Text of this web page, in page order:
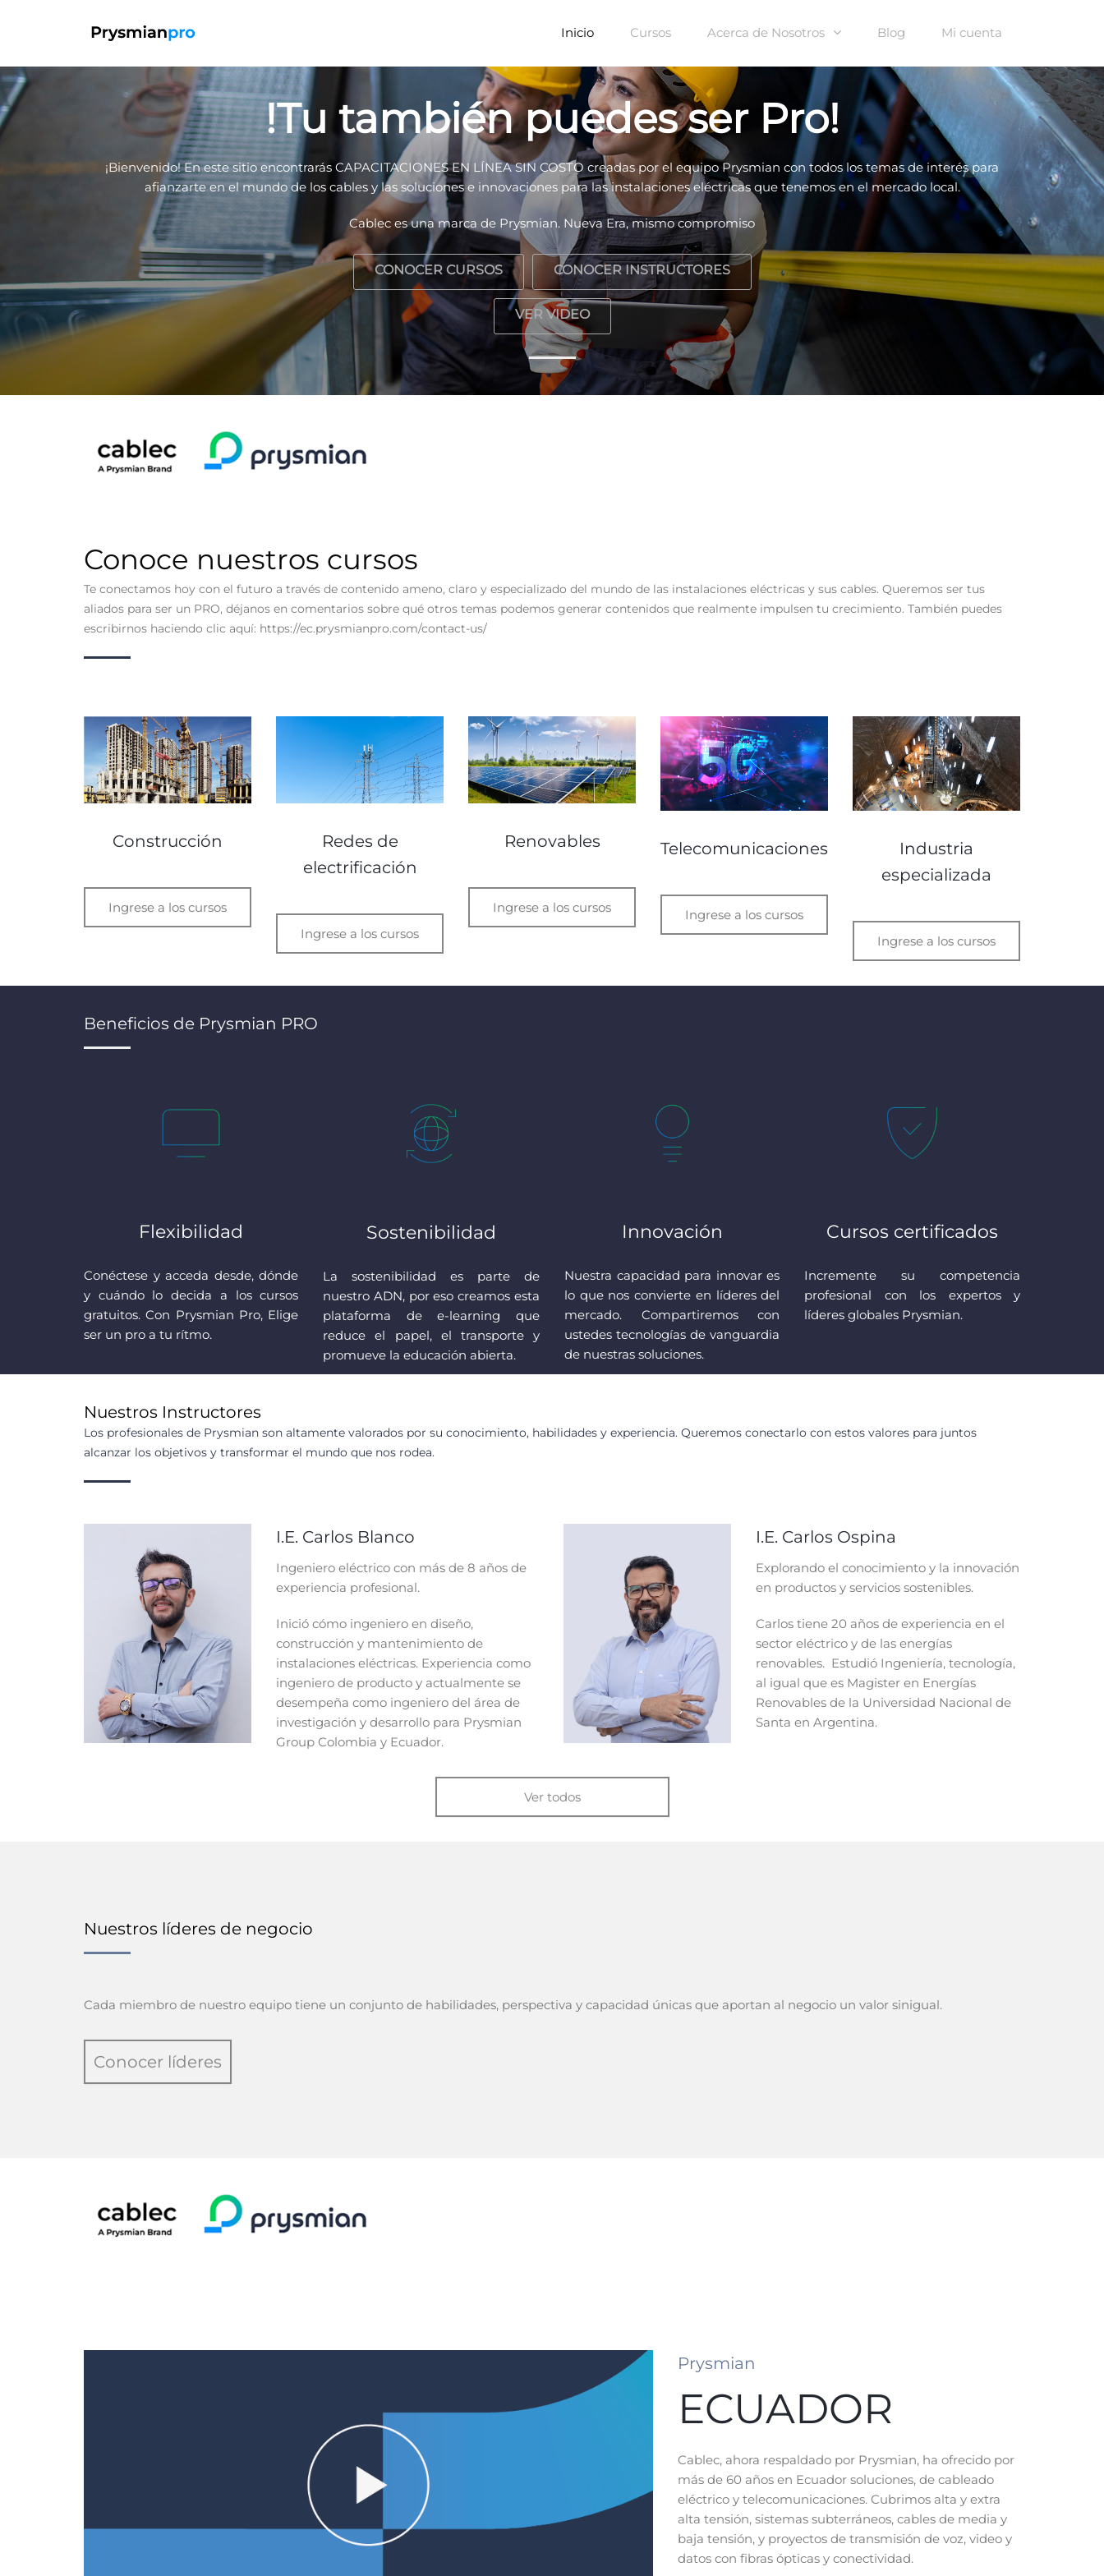
Inicio Cursos Acerca de Nosotros Blog Mi cuenta
!Tu también puedes ser Pro!
¡Bienvenido! En este sitio encontrarás CAPACITACIONES EN LÍNEA SIN COSTO creadas por el equipo Prysmian con todos los temas de interés para
afianzarte en el mundo de los cables y las soluciones e innovaciones para las instalaciones eléctricas que tenemos en el mercado local.
Cablec es una marca de Prysmian. Nueva Era, mismo compromiso
CONOCER CURSOS CONOCER INSTRUCTORES
VER VIDEO
Conoce nuestros cursos
Te conectamos hoy con el futuro a través de contenido ameno, claro y especializado del mundo de las instalaciones eléctricas y sus cables. Queremos ser tus
aliados para ser un PRO, déjanos en comentarios sobre qué otros temas podemos generar contenidos que realmente impulsen tu crecimiento. También puedes
escribirnos haciendo clic aquí: https://ec.prysmianpro.com/contact-us/
Construcción
Ingrese a los cursos
Redes de
electrificación
Ingrese a los cursos
Renovables
Ingrese a los cursos
Telecomunicaciones
Ingrese a los cursos
Industria
especializada
Ingrese a los cursos
Beneficios de Prysmian PRO
Flexibilidad
Conéctese y acceda desde, dónde
y cuándo lo decida a los cursos
gratuitos. Con Prysmian Pro, Elige
ser un pro a tu rítmo.
Sostenibilidad
La sostenibilidad es parte de
nuestro ADN, por eso creamos esta
plataforma de e-learning que
reduce el papel, el transporte y
promueve la educación abierta.
Innovación
Nuestra capacidad para innovar es
lo que nos convierte en líderes del
mercado. Compartiremos con
ustedes tecnologías de vanguardia
de nuestras soluciones.
Cursos certificados
Incremente su competencia
profesional con los expertos y
líderes globales Prysmian.
Nuestros Instructores
Los profesionales de Prysmian son altamente valorados por su conocimiento, habilidades y experiencia. Queremos conectarlo con estos valores para juntos
alcanzar los objetivos y transformar el mundo que nos rodea.
I.E. Carlos Blanco
Ingeniero eléctrico con más de 8 años de
experiencia profesional.
Inició cómo ingeniero en diseño,
construcción y mantenimiento de
instalaciones eléctricas. Experiencia como
ingeniero de producto y actualmente se
desempeña como ingeniero del área de
investigación y desarrollo para Prysmian
Group Colombia y Ecuador.
I.E. Carlos Ospina
Explorando el conocimiento y la innovación
en productos y servicios sostenibles.
Carlos tiene 20 años de experiencia en el
sector eléctrico y de las energías
renovables. Estudió Ingeniería, tecnología,
al igual que es Magister en Energías
Renovables de la Universidad Nacional de
Santa en Argentina.
Ver todos
Nuestros líderes de negocio
Cada miembro de nuestro equipo tiene un conjunto de habilidades, perspectiva y capacidad únicas que aportan al negocio un valor sinigual.
Conocer líderes
Prysmian
ECUADOR
Cablec, ahora respaldado por Prysmian, ha ofrecido por
más de 60 años en Ecuador soluciones, de cableado
eléctrico y telecomunicaciones. Cubrimos alta y extra
alta tensión, sistemas subterráneos, cables de media y
baja tensión, y proyectos de transmisión de voz, video y
datos con fibras ópticas y conectividad.